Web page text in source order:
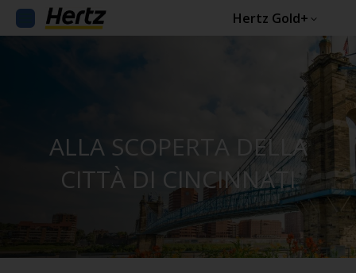
Hertz Gold+
ALLA SCOPERTA DELLA
CITTÀ DI CINCINNATI